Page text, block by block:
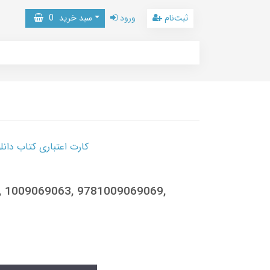
سبد خرید 0 ورود ثبت‌نام
کارت اعتباری کتاب دانلود با 10,000,000 اعتبار دانلود
1009069063, 9781009069069,